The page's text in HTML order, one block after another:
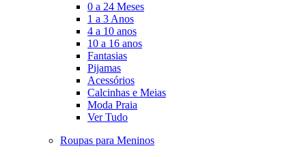
0 a 24 Meses
1 a 3 Anos
4 a 10 anos
10 a 16 anos
Fantasias
Pijamas
Acessórios
Calcinhas e Meias
Moda Praia
Ver Tudo
Roupas para Meninos